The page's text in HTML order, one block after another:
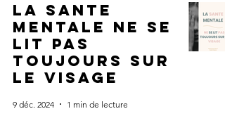
La sante
mentale ne se
lit pas
toujours sur
le visage
9 déc. 2024 1 min de lecture